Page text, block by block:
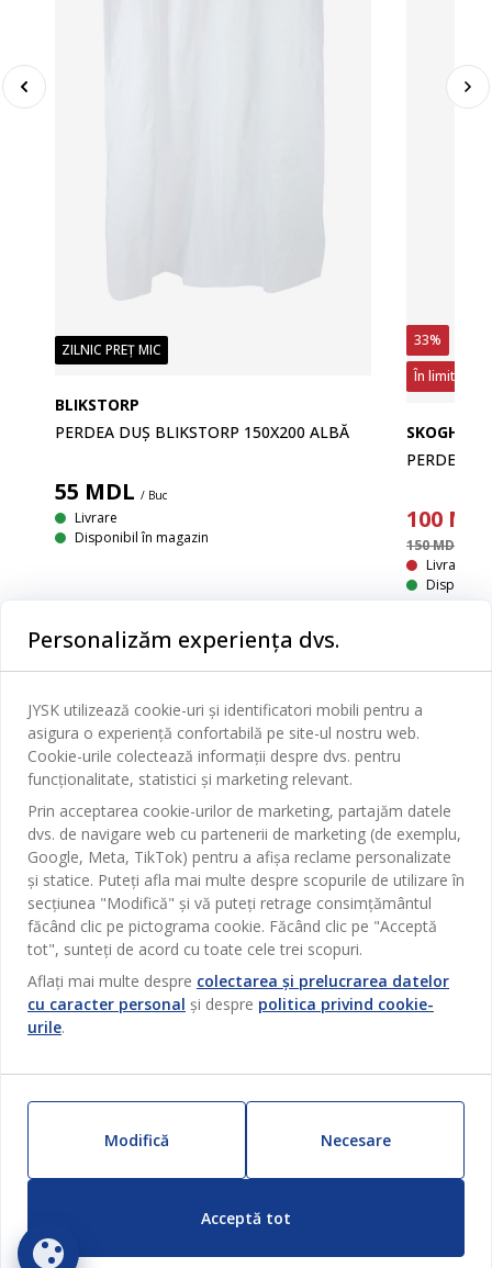
ZILNIC PREȚ MIC
BLIKSTORP
PERDEA DUȘ BLIKSTORP 150X200 ALBĂ
55 MDL / Buc
Livrare
Disponibil în magazin
33%
În limita
SKOGHALL
PERDEA
100
150 MDL
Livrare
Disponibil
Categorii
Dormitor
Baie
Birou
Sufragerie
Bucătărie
Perdele
ZILNIC PREȚ MIC
Serviciul clienți
Contact Relații Clienți
Magazine și program
Broșură
Termeni si conditii vânzări online
Garantia prețului
Garanția Produselor
Politica de confidentialitate
Retur
JYSK
Despre JYSK
JYSK.com
Presă
Locuri de muncă
Inspirație
JYSK BUSINESS TO BUSINESS
Link-uri utile
Sustenabilitate
SEDIU CENTRAL
TAROL-DD S.R.L. str. Jubiliara, 41A mun. Chișinău, Republica
Moldova
JYSK BUSINESS TO BUSINESS
JYSK RELAȚII CLIENȚI
Contact Relații Clienți
Telefon: 022 022 030
Urmărește Jysk
Personalizăm experiența dvs.
JYSK utilizează cookie-uri și identificatori mobili pentru a
asigura o experiență confortabilă pe site-ul nostru web.
Cookie-urile colectează informații despre dvs. pentru
funcționalitate, statistici și marketing relevant.
Prin acceptarea cookie-urilor de marketing, partajăm datele
dvs. de navigare web cu partenerii de marketing (de exemplu,
Google, Meta, TikTok) pentru a afișa reclame personalizate
și statice. Puteți afla mai multe despre scopurile de utilizare în
secțiunea "Modifică" și vă puteți retrage consimțământul
făcând clic pe pictograma cookie. Făcând clic pe "Acceptă
tot", sunteți de acord cu toate cele trei scopuri.
Aflați mai multe despre colectarea și prelucrarea datelor
cu caracter personal și despre politica privind cookie-
urile.
Modifică Necesare
Acceptă tot